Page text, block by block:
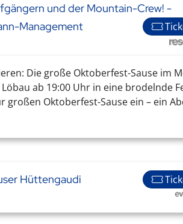
und der Mountain-Crew! -
Management
Die große Oktoberfest-Sause im
ab 19:00 Uhr in eine brodelnde
großen Oktoberfest-Sause ein – ein
Hüttengaudi